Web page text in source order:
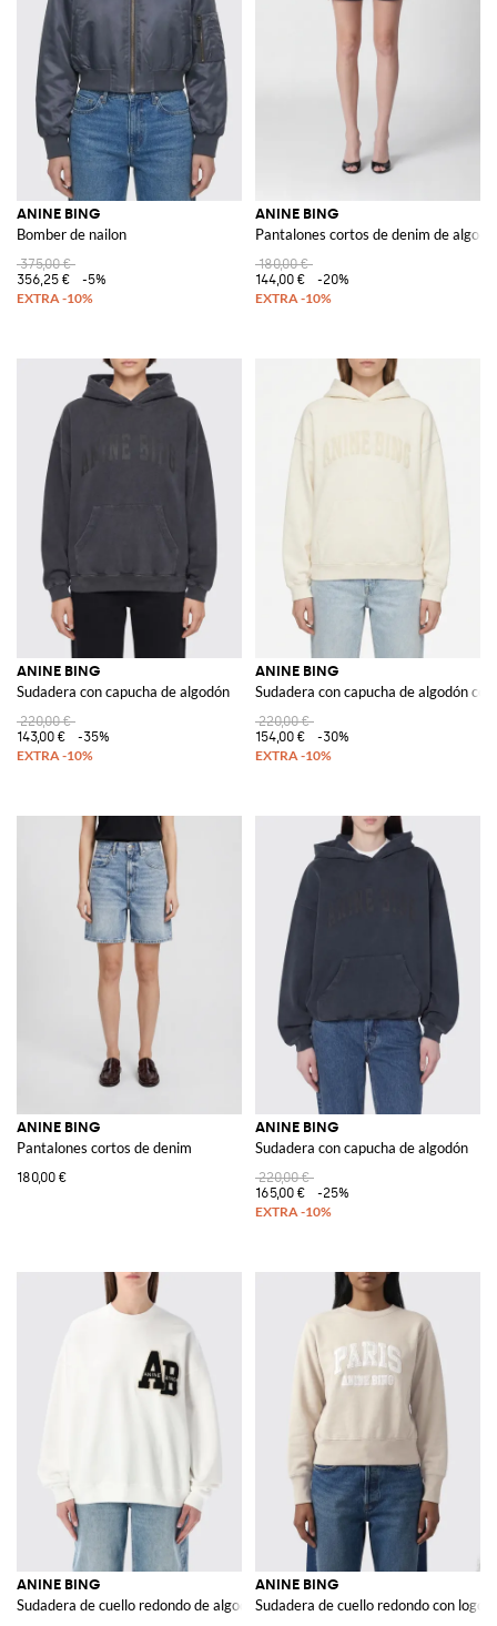
ANINE BING
Bomber de nailon
375,00 €
356,25 €
-5%
ANINE BING
Pantalones cortos de denim de
180,00 €
144,00 €
-20%
ANINE BING
Sudadera con capucha de algodón
220,00 €
143,00 €
-35%
ANINE BING
Sudadera con capucha de algodón
220,00 €
154,00 €
-30%
ANINE BING
Pantalones cortos de denim
180,00 €
ANINE BING
Sudadera con capucha de algodón
220,00 €
165,00 €
-25%
ANINE BING
Sudadera de cuello redondo de algodón con logo
ANINE BING
Sudadera de cuello redondo con logo